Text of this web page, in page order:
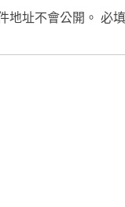
地址不會公開。 必